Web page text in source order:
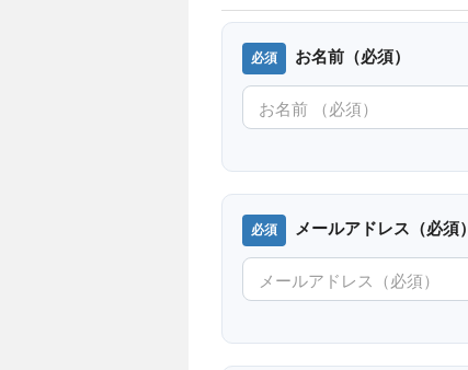
お名前（必須）
メールアドレス（必須）